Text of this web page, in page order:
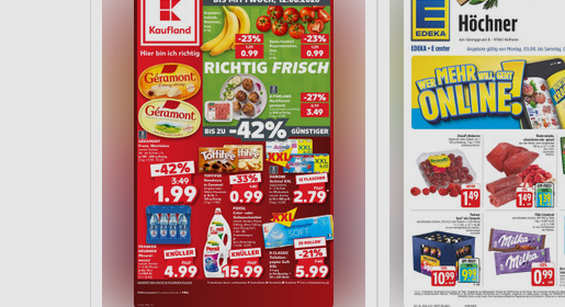
Entwicklung und Verbesserung der Angebote
Verwendung reduzierter Daten zur Auswahl von Inhalten
Verwendung genauer Standortdaten
Geräte anhand von aktiv angeforderten Informationen identifizieren
Nicht-IAB-Verarbeitungszwecke: